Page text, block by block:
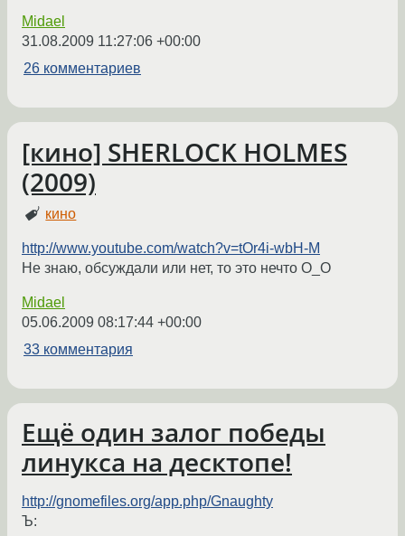
Midael
31.08.2009 11:27:06 +00:00
26 комментариев
[кино] SHERLOCK HOLMES
(2009)
кино
http://www.youtube.com/watch?v=tOr4i-wbH-M
Не знаю, обсуждали или нет, то это нечто O_O
Midael
05.06.2009 08:17:44 +00:00
33 комментария
Ещё один залог победы
линукса на десктопе!
http://gnomefiles.org/app.php/Gnaughty
Ъ: